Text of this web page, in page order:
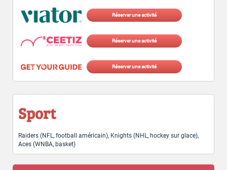
Réserver une activité
Réserver une activité
Réserver une activité
Sport
Raiders (NFL, football américain), Knights (NHL, hockey sur glace),
Aces (WNBA, basket)